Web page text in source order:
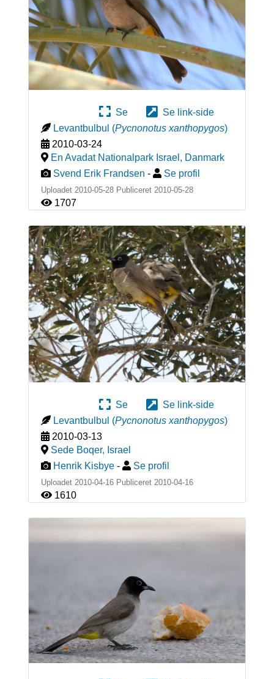
Se
Se link-side
Levantbulbul (Pycnonotus xanthopygos)
2010-03-24
En Avadat Nationalpark Israel , Danmark
Svend Erik Frandsen - Se profil
Uploadet 2010-05-28 Publiceret 2010-05-28
1707
Se
Se link-side
Levantbulbul (Pycnonotus xanthopygos)
2010-03-13
Sede Boqer, Israel
Henrik Kisbye - Se profil
Uploadet 2010-04-16 Publiceret 2010-04-16
1610